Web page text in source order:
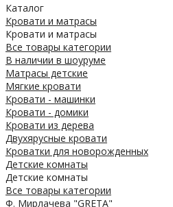
Каталог
Кровати и матрасы
Кровати и матрасы
Все товары категории
В наличии в шоуруме
Матрасы детские
Мягкие кровати
Кровати - машинки
Кровати - домики
Кровати из дерева
Двухярусные кровати
Кроватки для новорожденных
Детские комнаты
Детские комнаты
Все товары категории
Ф. Мирлачева "GRETA"